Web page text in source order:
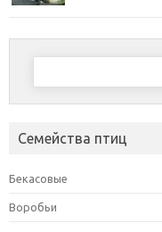
Найти:
Семейства птиц
Бекасовые
Воробьи